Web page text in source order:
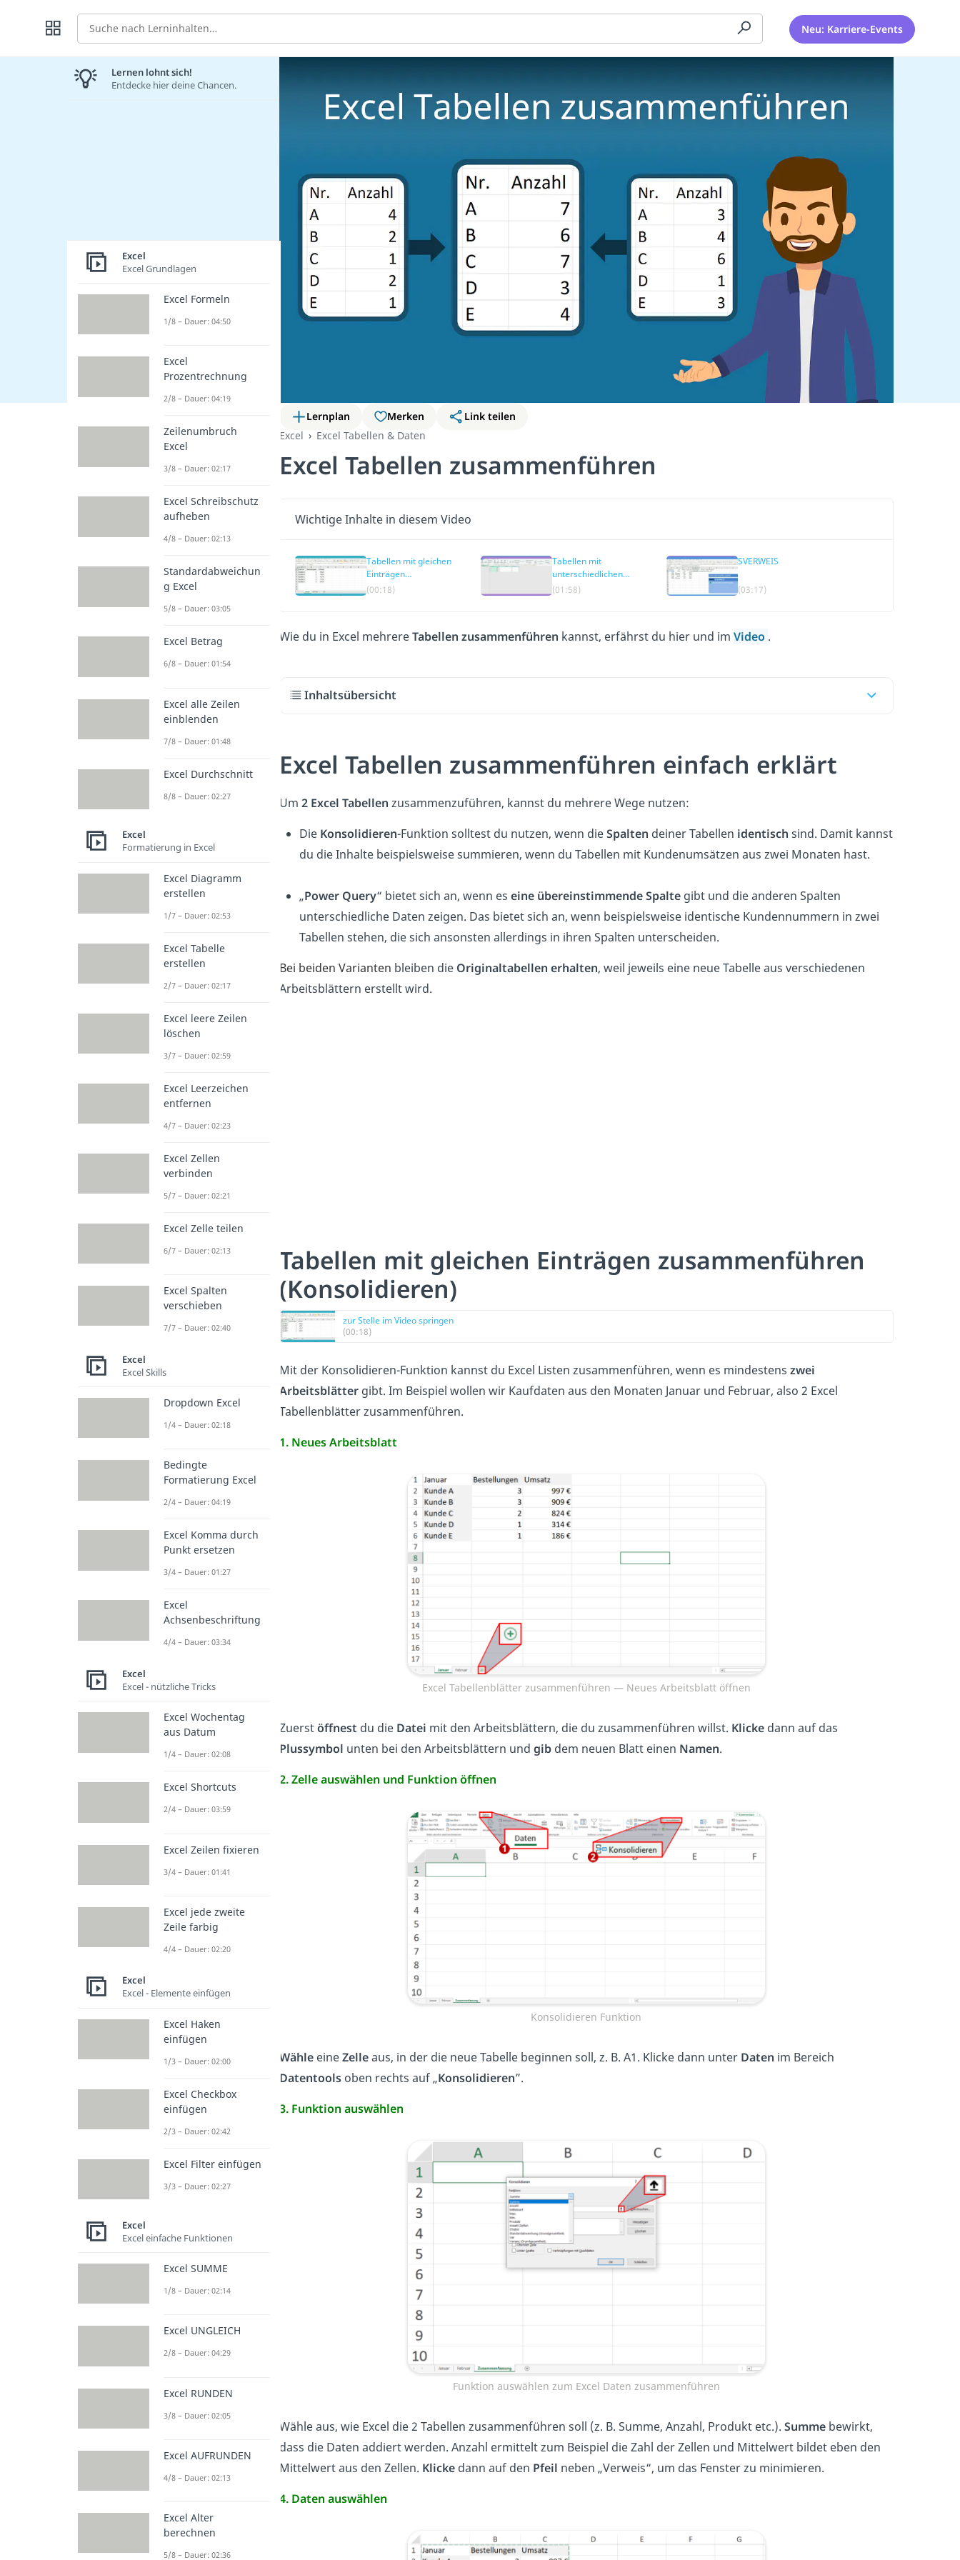
Suche Neu: Karriere-Events
Lernplan Merken
Link teilen
Excel
Excel Tabellen & Daten
Excel Tabellen zusammenführen
Wichtige Inhalte in diesem Video
Tabellen mit gleichen
Einträgen
zusammenführen
(00:18)
Tabellen mit
unterschiedlichen
Einträgen
(01:58)
SVERWEIS
(03:17)
Wie du in Excel mehrereTabellen zusammenführen kannst, erfährst du hier und im Video .
Inhaltsübersicht
Excel Tabellen zusammenführen einfach erklärt
Um 2 Excel Tabellen zusammenzuführen, kannst du mehrere Wege nutzen:
Die Konsolidieren-Funktion solltest du nutzen, wenn dieSpalten deiner Tabellen identisch sind. Damit kannst
du die Inhalte beispielsweise summieren, wenn du Tabellen mit Kundenumsätzen aus zwei Monaten hast.
„Power Query“ bietet sich an, wenn es eine übereinstimmende Spaltegibt und die anderen Spalten
unterschiedliche Daten zeigen. Das bietet sich an, wenn beispielsweise identische Kundennummern in zwei
Tabellen stehen, die sich ansonsten allerdings in ihren Spalten unterscheiden.
Bei beiden Varianten bleiben die Originaltabellen erhalten, weil jeweils eine neue Tabelle aus verschiedenen
Arbeitsblättern erstellt wird.
Tabellen mit gleichen Einträgen zusammenführen
(Konsolidieren)
zur Stelle im Video springen
(00:18)
Mit der Konsolidieren-Funktion kannst du Excel Listen zusammenführen, wenn es mindestens zwei
Arbeitsblättergibt. Im Beispiel wollen wir Kaufdaten aus den Monaten Januar und Februar, also 2 Excel
Tabellenblätter zusammenführen.
1. Neues Arbeitsblatt
Excel Tabellenblätter zusammenführen — Neues Arbeitsblatt öffnen
Zuerstöffnest du die Datei mit den Arbeitsblättern, die du zusammenführen willst. Klicke dann auf das
Plussymbol unten bei den Arbeitsblättern und gibdem neuen Blatt einen Namen.
2. Zelle auswählen und Funktion öffnen
Konsolidieren Funktion
WähleeineZelleaus, in der die neue Tabelle beginnen soll, z. B. A1. Klicke dann unter Daten im Bereich
Datentools oben rechts auf „Konsolidieren”.
3. Funktion auswählen
Funktion auswählen zum Excel Daten zusammenführen
Wähle aus, wie Excel die 2 Tabellen zusammenführen soll (z. B. Summe, Anzahl, Produkt etc.). Summebewirkt,
dass die Daten addiert werden. Anzahl ermittelt zum Beispiel die Zahl der Zellen und Mittelwert bildet eben den
Mittelwert aus den Zellen. Klickedann auf den Pfeil neben „Verweis“, um das Fenster zu minimieren.
4. Daten auswählen
Lernen lohnt sich!
Entdecke hier deine Chancen.
Excel
Excel Grundlagen
Excel Formeln
1/8 – Dauer: 04:50
Excel
Prozentrechnung
2/8 – Dauer: 04:19
Zeilenumbruch
Excel
3/8 – Dauer: 02:17
Excel Schreibschutz
aufheben
4/8 – Dauer: 02:13
Standardabweichun
g Excel
5/8 – Dauer: 03:05
Excel Betrag
6/8 – Dauer: 01:54
Excel alle Zeilen
einblenden
7/8 – Dauer: 01:48
Excel Durchschnitt
8/8 – Dauer: 02:27
Excel
Formatierung in Excel
Excel Diagramm
erstellen
1/7 – Dauer: 02:53
Excel Tabelle
erstellen
2/7 – Dauer: 02:17
Excel leere Zeilen
löschen
3/7 – Dauer: 02:59
Excel Leerzeichen
entfernen
4/7 – Dauer: 02:23
Excel Zellen
verbinden
5/7 – Dauer: 02:21
Excel Zelle teilen
6/7 – Dauer: 02:13
Excel Spalten
verschieben
7/7 – Dauer: 02:40
Excel
Excel Skills
Dropdown Excel
1/4 – Dauer: 02:18
Bedingte
Formatierung Excel
2/4 – Dauer: 04:19
Excel Komma durch
Punkt ersetzen
3/4 – Dauer: 01:27
Excel
Achsenbeschriftung
4/4 – Dauer: 03:34
Excel
Excel - nützliche Tricks
Excel Wochentag
aus Datum
1/4 – Dauer: 02:08
Excel Shortcuts
2/4 – Dauer: 03:59
Excel Zeilen fixieren
3/4 – Dauer: 01:41
Excel jede zweite
Zeile farbig
4/4 – Dauer: 02:20
Excel
Excel - Elemente einfügen
Excel Haken
einfügen
1/3 – Dauer: 02:00
Excel Checkbox
einfügen
2/3 – Dauer: 02:42
Excel Filter einfügen
3/3 – Dauer: 02:27
Excel
Excel einfache Funktionen
Excel SUMME
1/8 – Dauer: 02:14
Excel UNGLEICH
2/8 – Dauer: 04:29
Excel RUNDEN
3/8 – Dauer: 02:05
Excel AUFRUNDEN
4/8 – Dauer: 02:13
Excel Alter
berechnen
5/8 – Dauer: 02:36